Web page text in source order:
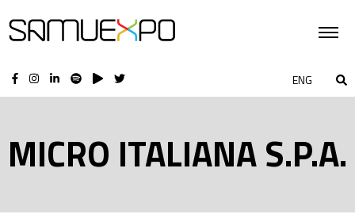
ENG
MICRO ITALIANA S.P.A.